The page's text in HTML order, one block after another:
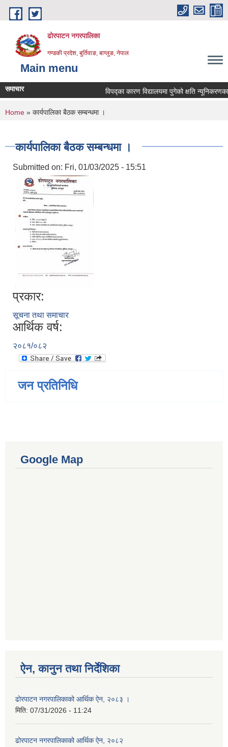
Skip to main content
ढोरपाटन नगरपालिका
गण्डकी प्रदेश, बुर्तिवाङ, बाग्लुङ, नेपाल
Main menu
समाचार विपद्का कारण विद्यालयमा पुगेको क्षति
You are here
Home » कार्यपालिका बैठक सम्बन्धमा ।
कार्यपालिका बैठक सम्बन्धमा ।
Submitted on: Fri, 01/03/2025 - 15:51
प्रकार:
सूचना तथा समाचार
आर्थिक वर्ष:
२०८१/०८२
जन प्रतिनिधि
Google Map
ऐन, कानुन तथा निर्देशिका
ढोरपाटन नगरपालिकाको आर्थिक ऐन, २०८३ ।
मिति: 07/31/2026 - 11:24
ढोरपाटन नगरपालिकाको आर्थिक ऐन, २०८२